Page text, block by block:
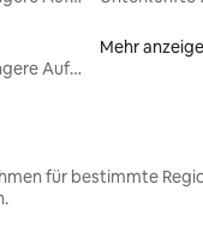
Unterkünfte für längere Aufenthalte
Mehr
für bestimmte